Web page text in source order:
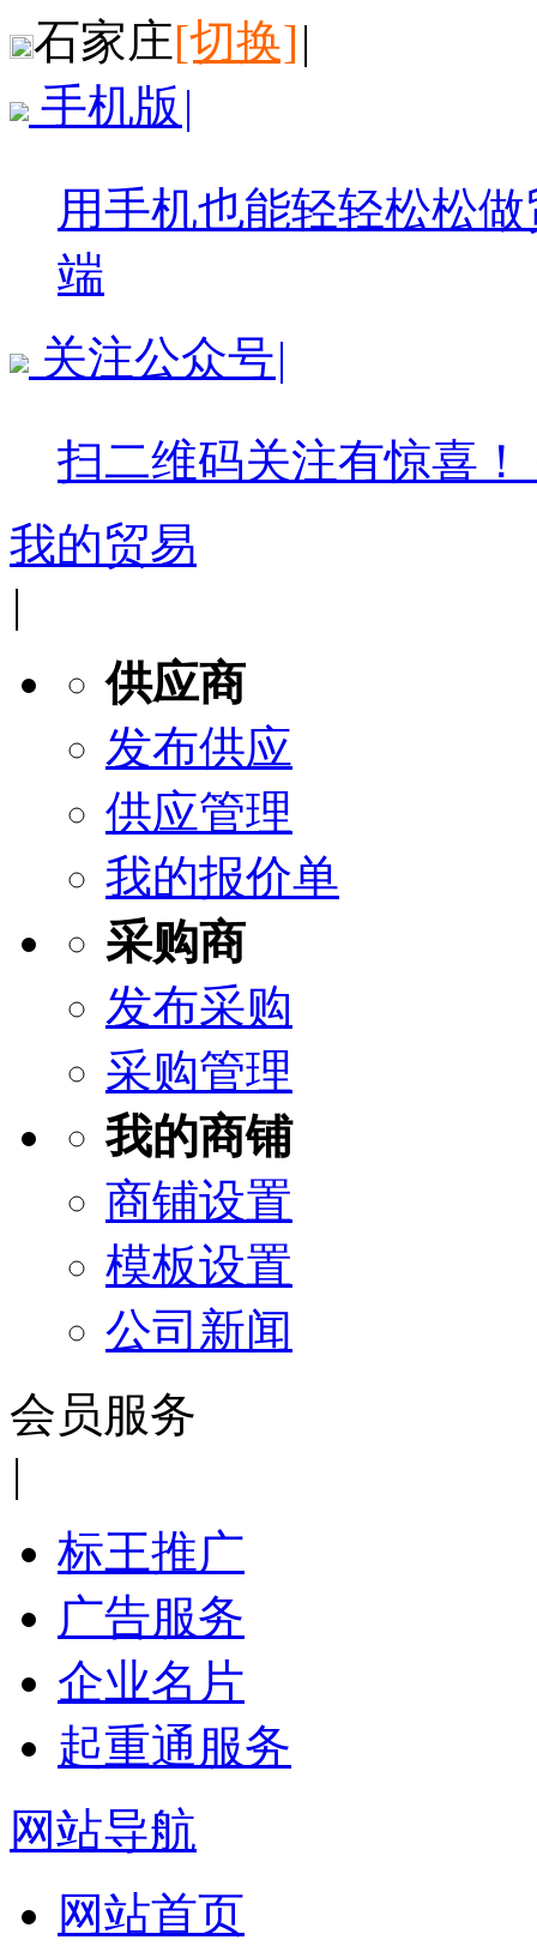
石家庄[切换]|
手机版 |
用手机也能轻轻松松
端
关注公众号|
扫二维码关注有惊喜！
我的贸易
|
供应商
发布供应
供应管理
我的报价单
采购商
发布采购
采购管理
我的商铺
商铺设置
模板设置
公司新闻
会员服务
|
标王推广
广告服务
企业名片
起重通服务
网站导航
网站首页